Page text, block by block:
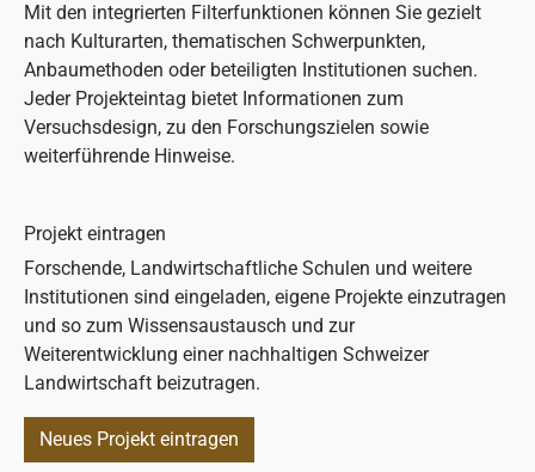
Mit den integrierten Filterfunktionen können Sie gezielt
nach Kulturarten, thematischen Schwerpunkten,
Anbaumethoden oder beteiligten Institutionen suchen.
Jeder Projekteintag bietet Informationen zum
Versuchsdesign, zu den Forschungszielen sowie
weiterführende Hinweise.
Projekt eintragen
Forschende, Landwirtschaftliche Schulen und weitere
Institutionen sind eingeladen, eigene Projekte einzutragen
und so zum Wissensaustausch und zur
Weiterentwicklung einer nachhaltigen Schweizer
Landwirtschaft beizutragen.
Neues Projekt eintragen